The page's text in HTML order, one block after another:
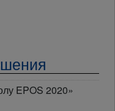
EPOS 2020»